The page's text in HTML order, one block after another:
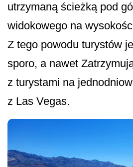
utrzymaną ścieżką pod
widokowego na
Z tego powodu turystów
sporo, a nawet
z turystami na
z Las Vegas.